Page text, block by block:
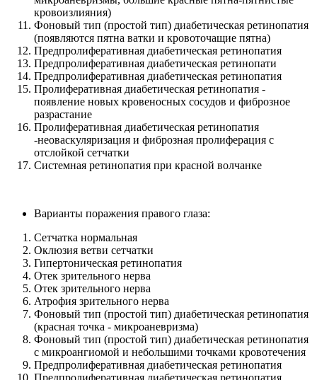
кровоизлияния)
Фоновый тип (простой тип) диабетическая ретинопатия
(появляются пятна ватки и кровоточащие пятна)
Предпролиферативная диабетическая ретинопатия
Предпролиферативная диабетическая ретинопати
Предпролиферативная диабетическая ретинопатия
Пролиферативная диабетическая ретинопатия -
появление новых кровеносных сосудов и фиброзное
разрастание
Пролиферативная диабетическая ретинопатия
-неоваскуляризация и фиброзная пролиферация с
отслойкой сетчатки
Системная ретинопатия при красной волчанке
Варианты поражения правого глаза:
Сетчатка нормальная
Оклюзия ветви сетчатки
Гипертоническая ретинопатия
Отек зрительного нерва
Отек зрительного нерва
Атрофия зрительного нерва
Фоновый тип (простой тип) диабетическая ретинопатия
(красная точка - микроаневризма)
Фоновый тип (простой тип) диабетическая ретинопатия
с микроангиомой и небольшими точками кровотечения
Предпролиферативная диабетическая ретинопатия
Предпролиферативная диабетическая ретинопатия